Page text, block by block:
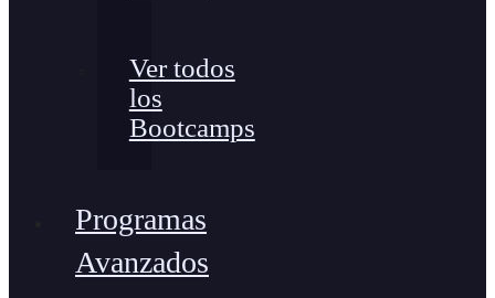
Ver todos
los
Bootcamps
Programas
Avanzados